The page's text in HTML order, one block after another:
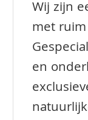
Wij zijn
met
en